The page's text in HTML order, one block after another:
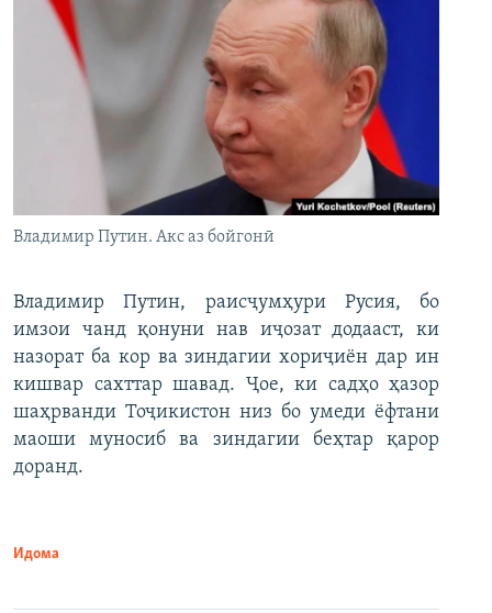
Владимир Путин. Акс аз бойгонӣ
Владимир Путин, раисҷумҳури Русия, бо
имзои чанд қонуни нав иҷозат додааст, ки
назорат ба кор ва зиндагии хориҷиён дар ин
кишвар сахттар шавад. Ҷое, ки садҳо ҳазор
шаҳрванди Тоҷикистон низ бо умеди ёфтани
маоши муносиб ва зиндагии беҳтар қарор
доранд.
Идома